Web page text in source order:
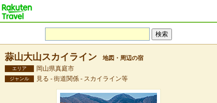
蒜山大山スカイライン 地図・周辺の宿
エリア 岡山県真庭市
ジャンル 見る - 街道関係 - スカイライン等